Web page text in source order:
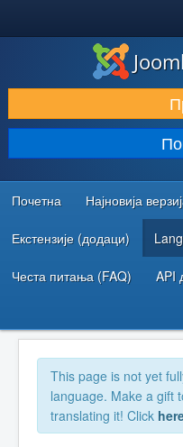
ПРЕУЗИМАЊЕ И ПРОШИРЕЊА
ОТКРИЈТЕ И НАУЧИТЕ
ЗАЈЕДНИЦА И ПОДРШКА
РЕСУРСИ ЗА РАЗВОЈ
Почетна Најновија
Екстензије (додаци)
Честа питања (FAQ) API
This page is not yet
language. Make a gift
translating it! Click